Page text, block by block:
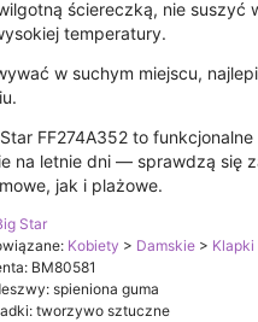
ściereczką, nie suszyć
temperatury.
w suchym miejscu,
FF274A352 to
na letnie dni — sprawdzą się
jak i plażowe.
Star
Kobiety > Damskie > Klapki
BM80581
spieniona guma
tworzywo sztuczne